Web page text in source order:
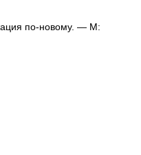
по-новому. — М: